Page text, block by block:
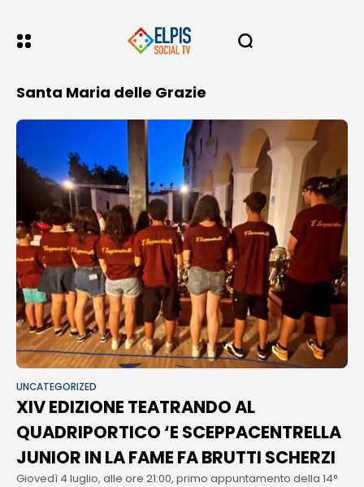
Santa Maria delle Grazie
UNCATEGORIZED
XIV EDIZIONE TEATRANDO AL
QUADRIPORTICO ‘E SCEPPACENTRELLA
JUNIOR IN LA FAME FA BRUTTI SCHERZI
Giovedì 4 luglio, alle ore 21:00, primo appuntamento della 14°